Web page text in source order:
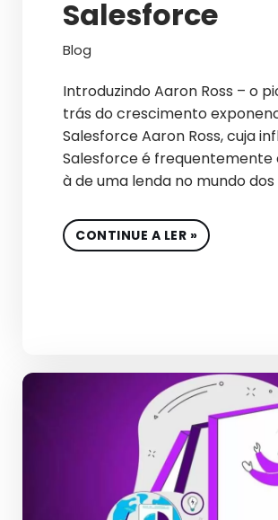
Salesforce
Blog
Introduzindo Aaron Ross – o
trás do crescimento
Salesforce Aaron Ross, cuja
Salesforce é
à de uma lenda no mundo dos
CONTINUE A LER »